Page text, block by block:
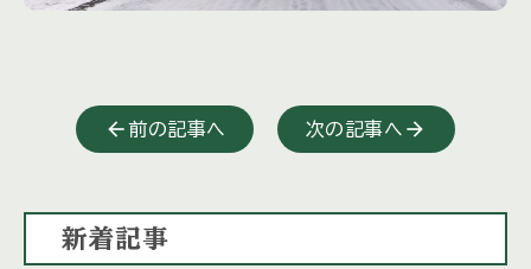
前の記事へ 次の記事へ
新着記事